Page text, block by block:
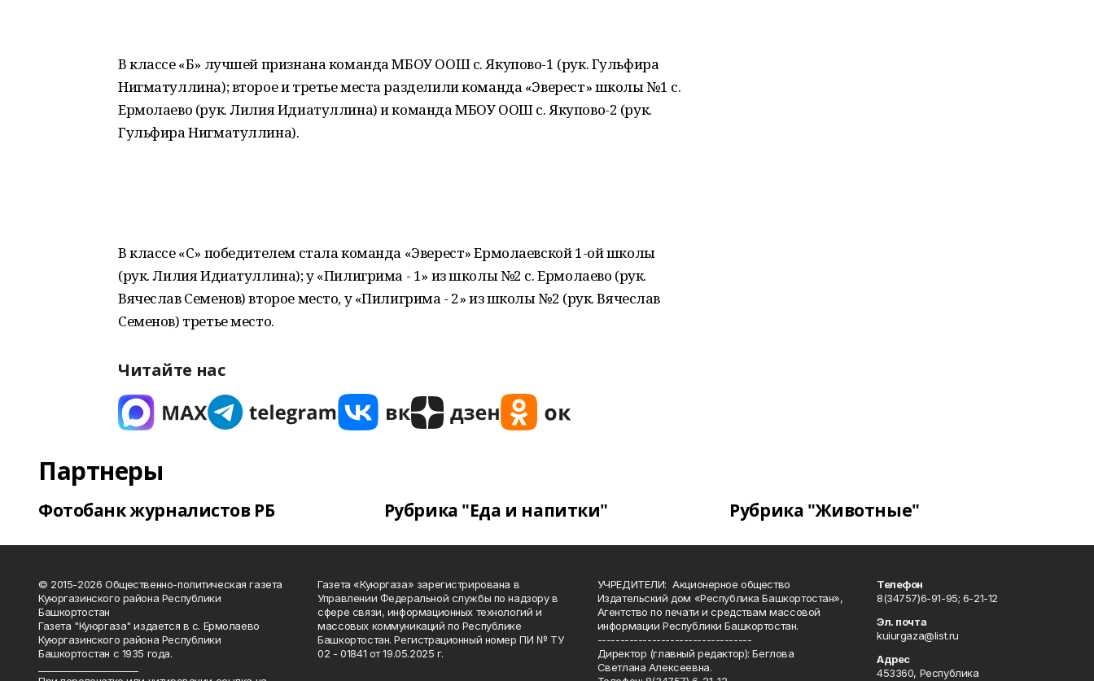
В классе «Б» лучшей признана команда МБОУ ООШ с. Якупово-1 (рук. Гульфира
Нигматуллина); второе и третье места разделили команда «Эверест» школы №1 с.
Ермолаево (рук. Лилия Идиатуллина) и команда МБОУ ООШ с. Якупово-2 (рук.
Гульфира Нигматуллина).
В классе «С» победителем стала команда «Эверест» Ермолаевской 1-ой школы
(рук. Лилия Идиатуллина); у «Пилигрима - 1» из школы №2 с. Ермолаево (рук.
Вячеслав Семенов) второе место, у «Пилигрима - 2» из школы №2 (рук. Вячеслав
Семенов) третье место.
Читайте нас
Партнеры
Фотобанк журналистов РБ Рубрика "Еда и напитки" Рубрика "Животные"
© 2015-2026 Общественно-политическая газета
Куюргазинского района Республики
Башкортостан
Газета "Куюргаза" издается в с. Ермолаево
Куюргазинского района Республики
Башкортостан с 1935 года.
Газета «Куюргаза» зарегистрирована в
Управлении Федеральной службы по надзору в
сфере связи, информационных технологий и
массовых коммуникаций по Республике
Башкортостан. Регистрационный номер ПИ № ТУ
02 - 01841 от 19.05.2025 г.
УЧРЕДИТЕЛИ: Акционерное общество
Издательский дом «Республика Башкортостан»,
Агентство по печати и средствам массовой
информации Республики Башкортостан.
----------------------------------
Директор (главный редактор): Беглова
Светлана Алексеевна.
Телефон
8(34757)6-91-95; 6-21-12
Эл. почта
kuiurgaza@list.ru
Адрес
453360, Республика